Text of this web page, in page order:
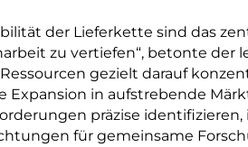
der Lieferkette sind das
zu vertiefen“, betonte der
gezielt darauf
in aufstrebende
präzise identifizieren,
für gemeinsame